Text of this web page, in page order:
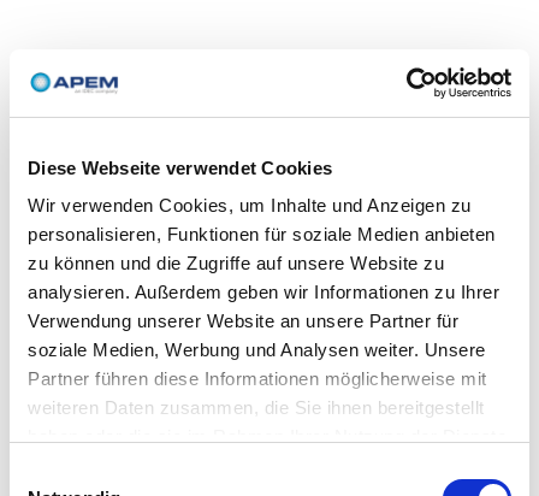
Diese Webseite verwendet Cookies
Wir verwenden Cookies, um Inhalte und Anzeigen zu
personalisieren, Funktionen für soziale Medien anbieten
zu können und die Zugriffe auf unsere Website zu
analysieren. Außerdem geben wir Informationen zu Ihrer
Verwendung unserer Website an unsere Partner für
soziale Medien, Werbung und Analysen weiter. Unsere
Partner führen diese Informationen möglicherweise mit
weiteren Daten zusammen, die Sie ihnen bereitgestellt